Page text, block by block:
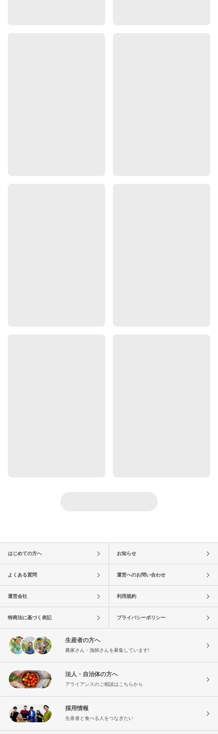
はじめての方へ お知らせ
よくある質問 運営へのお問い合わせ
運営会社 利用規約
特商法に基づく表記 プライバシーポリシー
生産者の方へ
農家さん・漁師さんを募集しています!
法人・自治体の方へ
アライアンスのご相談はこちらから
採用情報
生産者と食べる人をつなぎたい